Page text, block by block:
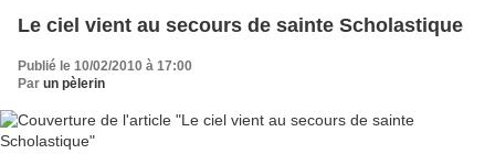
Le ciel vient au secours de sainte Scholastique
Publié le 10/02/2010 à 17:00
Par un pèlerin